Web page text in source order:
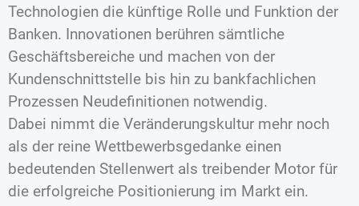
Technologien die künftige Rolle und Funktion der
Banken. Innovationen berühren sämtliche
Geschäftsbereiche und machen von der
Kundenschnittstelle bis hin zu bankfachlichen
Prozessen Neudefinitionen notwendig.
Dabei nimmt die Veränderungskultur mehr noch
als der reine Wettbewerbsgedanke einen
bedeutenden Stellenwert als treibender Motor für
die erfolgreiche Positionierung im Markt ein.